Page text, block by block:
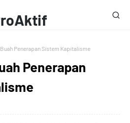
Media
Penerapan Sistem Kapitalisme
Penerapan